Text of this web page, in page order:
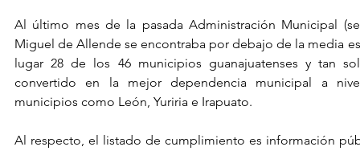
Al último mes de la pasada Administración Municipal
Miguel de Allende se encontraba por debajo de la media
lugar 28 de los 46 municipios guanajuatenses y tan
convertido en la mejor dependencia municipal a
municipios como León, Yuriria e Irapuato.
Al respecto, el listado de cumplimiento es información